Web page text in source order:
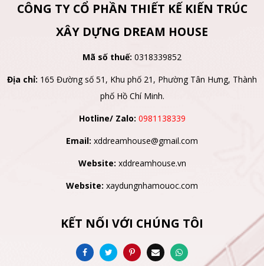
CÔNG TY CỔ PHẦN THIẾT KẾ KIẾN TRÚC
XÂY DỰNG DREAM HOUSE
Mã số thuế: 0318339852
Địa chỉ: 165 Đường số 51, Khu phố 21, Phường Tân Hưng, Thành
phố Hồ Chí Minh.
Hotline/ Zalo: 0981138339
Email: xddreamhouse@gmail.com
Website: xddreamhouse.vn
Website: xaydungnhamouoc.com
KẾT NỐI VỚI CHÚNG TÔI